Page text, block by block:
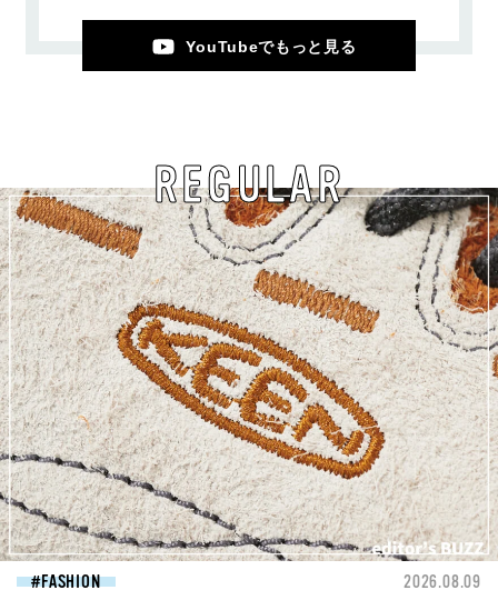
YouTubeでもっと見る
REGULAR
FASHION 2026.08.09